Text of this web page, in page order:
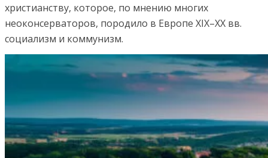
христианству, которое, по мнению многих
неоконсерваторов, породило в Европе XIX–XX вв.
социализм и коммунизм.